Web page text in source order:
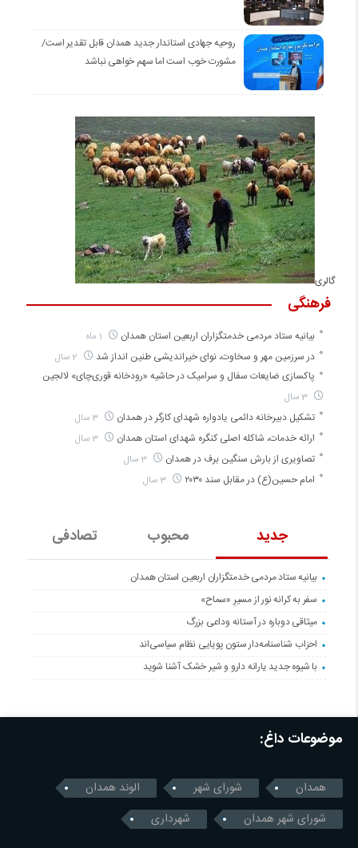
روحیه جهادی استاندار جدید همدان قابل تقدیر است/
مشورت خوب است اما سهم خواهی نباشد
گالری
جدید محبوب تصادفی
بیانیه ستاد مردمی خدمتگزاران اربعین استان همدان
سفر به کرانه‌ نور از مسیرِ «سماح»
میثاقی دوباره در آستانه‌ وداعی بزرگ
احزاب شناسنامه‌دار ستون پویایی نظام سیاسی‌اند
با شیوه جدید یارانه دارو و شیر خشک آشنا شوید
فرهنگی
بیانیه ستاد مردمی خدمتگزاران اربعین استان همدان
در سرزمین مهر و سخاوت، نوای خیراندیشی طنین انداز شد
پاکسازی ضایعات سفال و سرامیک در حاشیه «رودخانه قوری‌چای» لالجین
3 سال
تشکیل دبیرخانه دائمی یادواره شهدای کارگر در همدان 3 سال
ارائه خدمات، شاکله اصلی کنگره شهدای استان همدان 3 سال
تصاویری از بارش سنگین برف در همدان 3 سال
امام حسین(ع) در مقابل سند ۲۰۳۰ 3 سال
موضوعات داغ:
همدان شورای شهر
الوند همدان
شورای شهر همدان
شهرداری